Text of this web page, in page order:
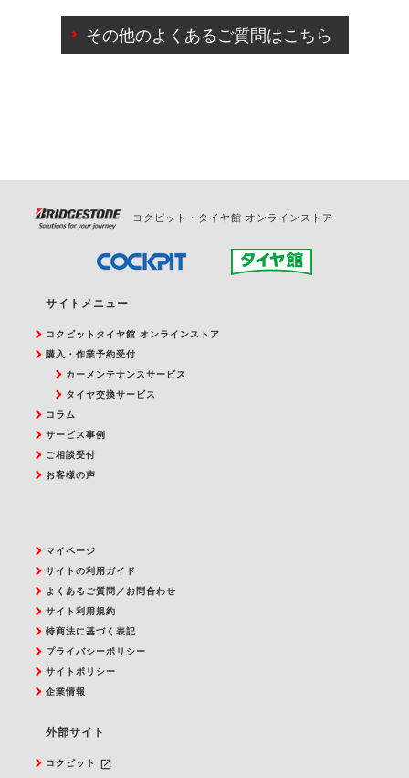
ご来店予約日の3営業日前を過ぎている場合のご予約
の日時変更につきましては、直接ご予約の店舗まで
その他のよくあるご質問はこちら
コクピット・タイヤ館 オンラインストア
サイトメニュー
コクピットタイヤ館 オンラインストア
購入・作業予約受付
カーメンテナンスサービス
タイヤ交換サービス
コラム
サービス事例
ご相談受付
お客様の声
マイページ
サイトの利用ガイド
よくあるご質問／お問合わせ
サイト利用規約
特商法に基づく表記
プライバシーポリシー
サイトポリシー
企業情報
外部サイト
コクピット
launch